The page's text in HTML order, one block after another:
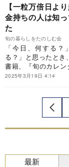
いことを400個以
Dr.コパさんに伺っ
ご紹介します。
【一粒万倍日よ
金持ちの人は知
た
旬の暮らしをたのしむ会
「今日、何する
る？」と思ったとき
書籍、『旬のカレ
合わせてそのとき「
いことを400個以
Dr.コパさんに伺っ
ご紹介します。
2025年3月19日 4:14
最新